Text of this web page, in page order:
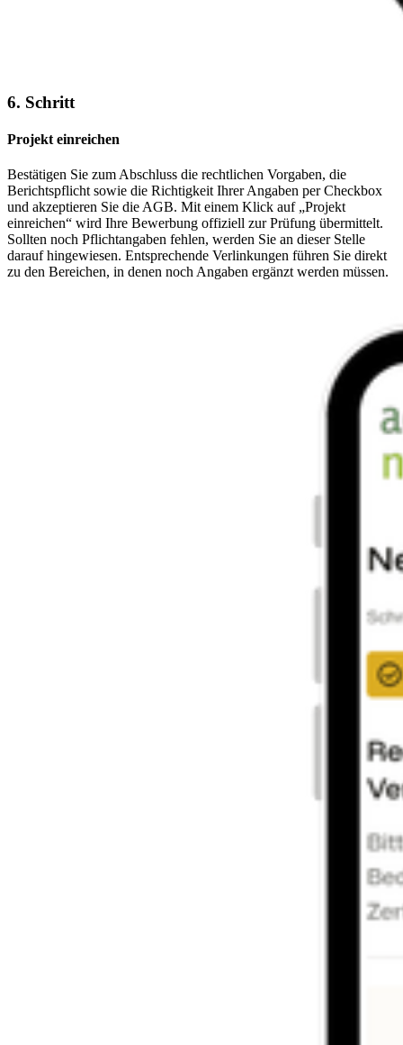
6. Schritt
Projekt einreichen
Bestätigen Sie zum Abschluss die rechtlichen Vorgaben, die
Berichtspflicht sowie die Richtigkeit Ihrer Angaben per Checkbox
und akzeptieren Sie die AGB. Mit einem Klick auf „Projekt
einreichen“ wird Ihre Bewerbung offiziell zur Prüfung übermittelt.
Sollten noch Pflichtangaben fehlen, werden Sie an dieser Stelle
darauf hingewiesen. Entsprechende Verlinkungen führen Sie direkt
zu den Bereichen, in denen noch Angaben ergänzt werden müssen.